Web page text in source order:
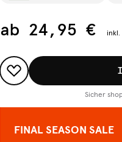
ab 24,95 € inkl.
Sicher
FINAL SEASON SALE